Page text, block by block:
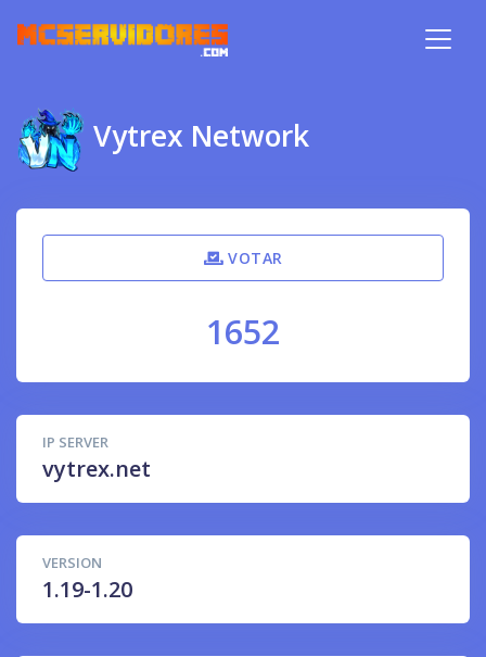
Vytrex Network
IP SERVER
vytrex.net
VERSION
1.19-1.20
VOTAR
1652